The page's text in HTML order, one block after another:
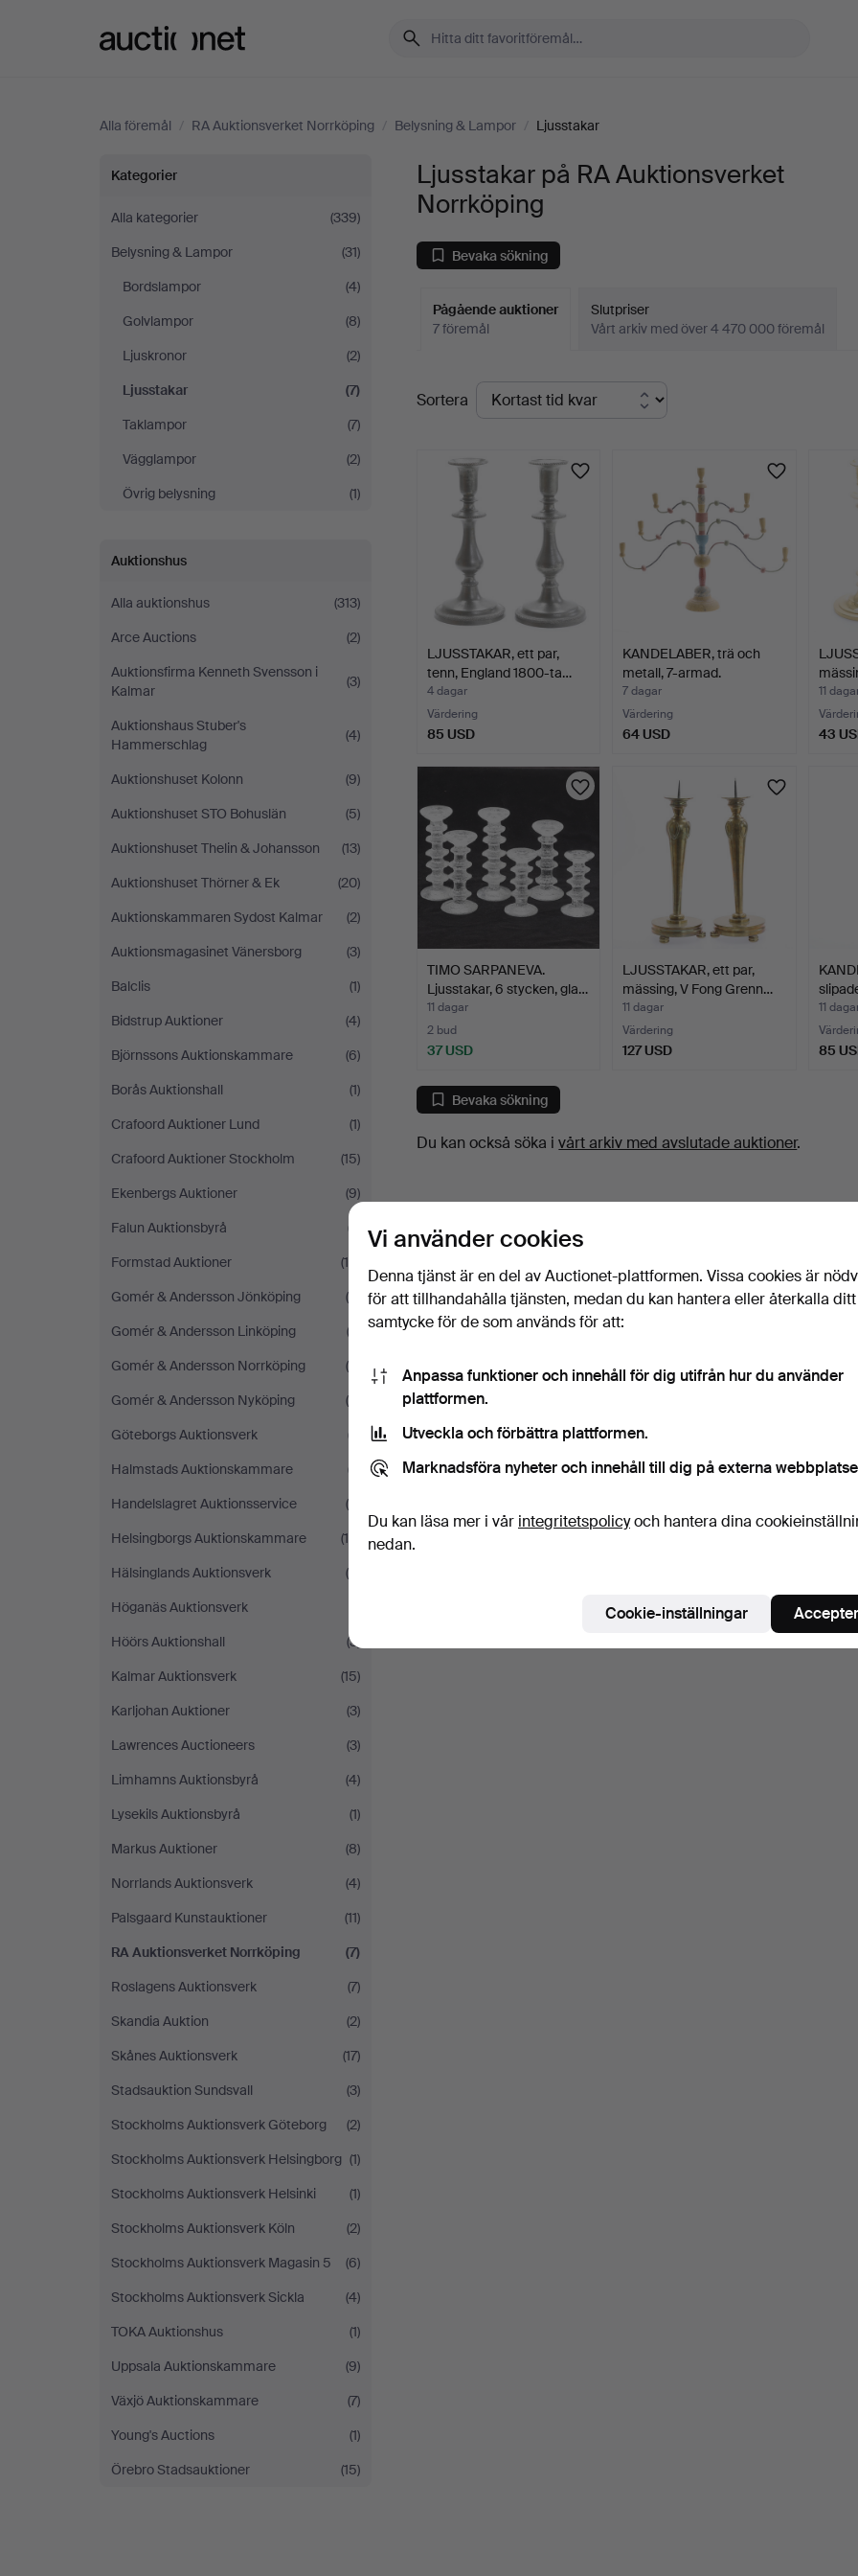
Alla föremål / RA Auktionsverket Norrköping / Belysning & Lampor / Ljusstakar
Ljusstakar
på
RA
Auktionsverket
Norrköping
Kategorier
Alla kategorier
(339)
Belysning & Lampor
(31)
Bordslampor
(4)
Golvlampor
(8)
Ljuskronor
(2)
Ljusstakar
(7)
Taklampor
(7)
Vägglampor
(2)
Övrig belysning
(1)
Auktionshus
Alla auktionshus
(313)
Arce Auctions
(2)
Auktionsfirma Kenneth Svensson i
Kalmar
(3)
Auktionshaus Stuber's
Hammerschlag
(4)
Auktionshuset Kolonn
(9)
Auktionshuset STO Bohuslän
(5)
Auktionshuset Thelin & Johansson
(13)
Auktionshuset Thörner & Ek
(20)
Auktionskammaren Sydost Kalmar
(2)
Auktionsmagasinet Vänersborg
(3)
Balclis
(1)
Bidstrup Auktioner
(4)
Björnssons Auktionskammare
(6)
Borås Auktionshall
(1)
Crafoord Auktioner Lund
(1)
Crafoord Auktioner Stockholm
(15)
Ekenbergs Auktioner
(9)
Falun Auktionsbyrå
(7)
Formstad Auktioner
(16)
Gomér & Andersson Jönköping
(6)
Gomér & Andersson Linköping
(3)
Gomér & Andersson Norrköping
(6)
Gomér & Andersson Nyköping
(5)
Göteborgs Auktionsverk
(7)
Halmstads Auktionskammare
(7)
Handelslagret Auktionsservice
(5)
Helsingborgs Auktionskammare
(10)
Hälsinglands Auktionsverk
(5)
Höganäs Auktionsverk
Höörs Auktionshall
(3)
Kalmar Auktionsverk
(15)
Karljohan Auktioner
(3)
Lawrences Auctioneers
(3)
Limhamns Auktionsbyrå
(4)
Lysekils Auktionsbyrå
(1)
Markus Auktioner
(8)
Norrlands Auktionsverk
(4)
Palsgaard Kunstauktioner
(11)
RA Auktionsverket Norrköping
(7)
Roslagens Auktionsverk
(7)
Skandia Auktion
(2)
Skånes Auktionsverk
(17)
Stadsauktion Sundsvall
(3)
Stockholms Auktionsverk Göteborg
(2)
Stockholms Auktionsverk Helsingborg (1)
Stockholms Auktionsverk Helsinki
(1)
Stockholms Auktionsverk Köln
(2)
Stockholms Auktionsverk Magasin 5
(6)
Stockholms Auktionsverk Sickla
(4)
TOKA Auktionshus
(1)
Uppsala Auktionskammare
(9)
Växjö Auktionskammare
(7)
Young's Auctions
(1)
Örebro Stadsauktioner
(15)
Ljusstakar på RA Auktionsverket
Norrköping
Bevaka sökning
Pågående auktioner
7 föremål
Slutpriser
Vårt arkiv med över 4 470 000 föremål
Pågående
auktioner
Sortera
LJUSSTAKAR, ett par,
tenn, England 1800-ta…
4 dagar
Värdering
85 USD
KANDELABER, trä och
metall, 7-armad.
7 dagar
Värdering
64 USD
11
43
TIMO SARPANEVA.
Ljusstakar, 6 stycken, gla…
11 dagar
2 bud
37 USD
LJUSSTAKAR, ett par,
mässing, V Fong Grenn…
11 dagar
Värdering
127 USD
11
85
Bevaka sökning
Du kan också söka ivårt arkiv med avslutade auktioner.
Vi använder cookies
Denna tjänst är en del av Auctionet-plattformen. Vissa cookies är
för att tillhandahålla tjänsten, medan du kan hantera eller återkalla ditt
samtycke för de som används för att:
Anpassa funktioner och innehåll för dig utifrån hur du använder
plattformen.
Utveckla och förbättra plattformen.
Marknadsföra nyheter och innehåll till dig på externa
Du kan läsa mer i vår integritetspolicyoch hantera dina
nedan.
Cookie-inställningar